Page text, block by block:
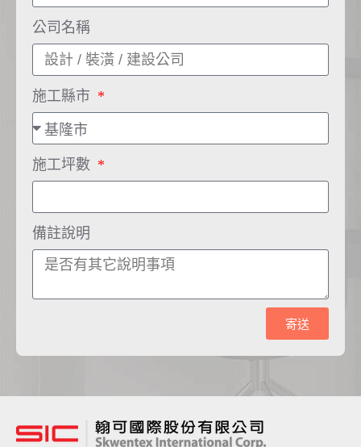
公司名稱
施工縣市
施工坪數
備註說明
寄送
a